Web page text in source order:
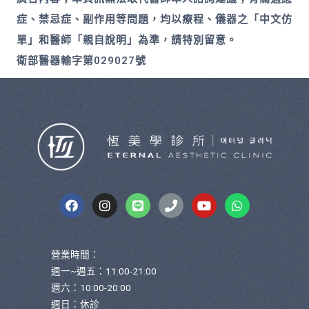
症、禁忌症、副作用等問題，均以療程、儀器之「中文仿
單」和醫師「親自說明」為準，請特別留意。
衛部醫器輸字第029027號
營業時間：
週一~週五：11:00-21:00
週六：10:00-20:00
週日：休診